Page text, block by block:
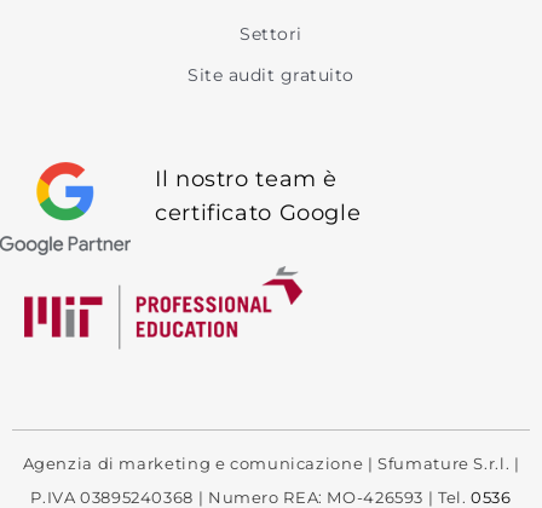
Settori
Site audit gratuito
Il nostro team è
certificato Google
Agenzia di marketing e comunicazione | Sfumature S.r.l. |
P.IVA 03895240368 | Numero REA: MO-426593 | Tel.0536